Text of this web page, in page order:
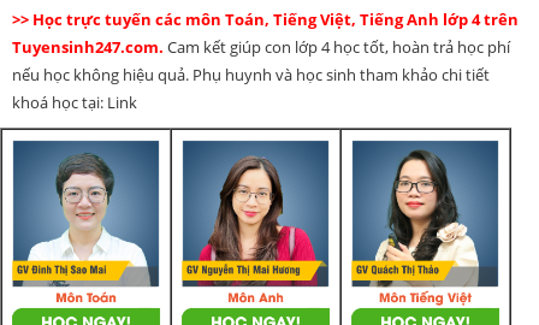
>> Học trực tuyến các môn Toán, Tiếng Việt, Tiếng Anh lớp 4 trên
Tuyensinh247.com. Cam kết giúp con lớp 4 học tốt, hoàn trả học phí
nếu học không hiệu quả. Phụ huynh và học sinh tham khảo chi tiết
khoá học tại: Link